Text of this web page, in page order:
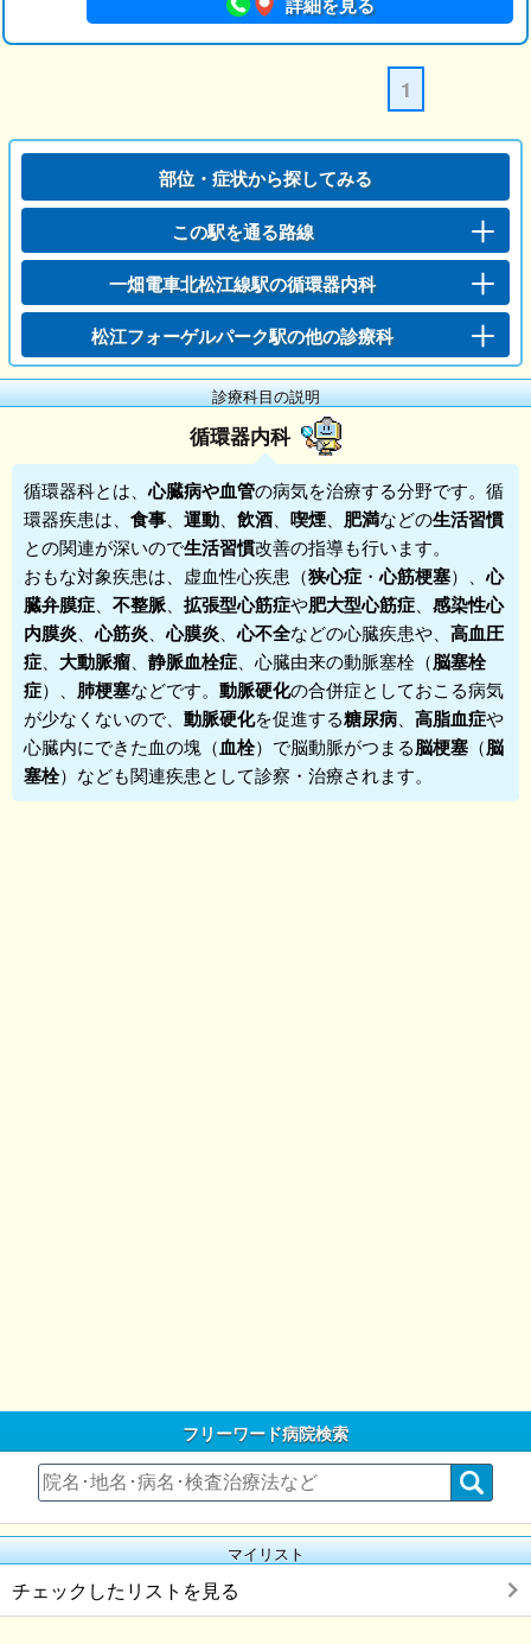
詳細を見る
1
部位・症状から探してみる
この駅を通る路線
一畑電車北松江線駅の循環器内科
松江フォーゲルパーク駅の他の診療科
診療科目の説明
循環器内科
循環器科とは、心臓病や血管の病気を治療する分野です。循
環器疾患は、 食事 運動 飲酒 喫煙 肥満などの生活習慣
との関連が深いので生活習慣改善の指導も行います。
おもな対象疾患は、虚血性心疾患（狭心症 ・心筋梗塞）、心
臓弁膜症
不整脈 拡張型心筋症や肥大型心筋症
感染性心
内膜炎 、心筋炎 、心膜炎 、心不全などの心臓疾患や、 高血圧
症
大動脈瘤 静脈血栓症 、心臓由来の動脈塞栓（脳塞栓
症）、 肺梗塞などです。 動脈硬化の合併症としておこる病気
が少なくないので、 動脈硬化を促進する糖尿病 高脂血症や
心臓内にできた血の塊（血栓）で脳動脈がつまる脳梗塞 （脳
塞栓）なども関連疾患として診察・治療されます。
フリーワード病院検索
マイリスト
チェックしたリストを見る